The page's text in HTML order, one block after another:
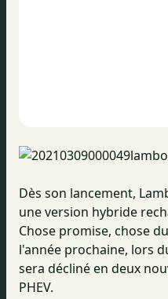
Dès son lancement,
une version hybride
Chose promise, chose
l'année prochaine, lors
sera décliné en deux
PHEV.